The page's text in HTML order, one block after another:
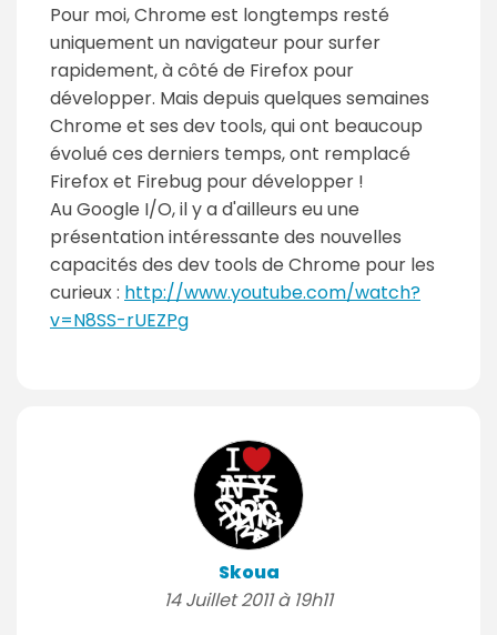
Pour moi, Chrome est longtemps resté
uniquement un navigateur pour surfer
rapidement, à côté de Firefox pour
développer. Mais depuis quelques semaines
Chrome et ses dev tools, qui ont beaucoup
évolué ces derniers temps, ont remplacé
Firefox et Firebug pour développer !
Au Google I/O, il y a d'ailleurs eu une
présentation intéressante des nouvelles
capacités des dev tools de Chrome pour les
curieux : http://www.youtube.com/watch?
v=N8SS-rUEZPg
Skoua
14 Juillet 2011 à 19h11